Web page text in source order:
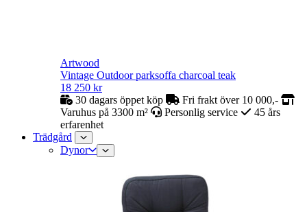
Artwood
Vintage Outdoor parksoffa charcoal teak
18 250 kr
30 dagars öppet köp
Fri frakt över 10 000,-
Varuhus på 3300 m²
Personlig service
45 års
erfarenhet
Trädgård
Dynor